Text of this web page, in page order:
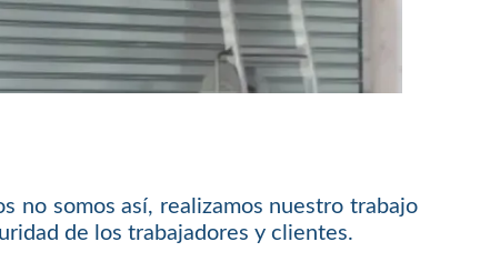
no somos así, realizamos nuestro trabajo
de los trabajadores y clientes.